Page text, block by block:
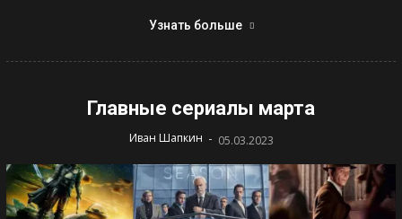
Узнать больше
Главные сериалы марта
Иван Шапкин - 05.03.2023